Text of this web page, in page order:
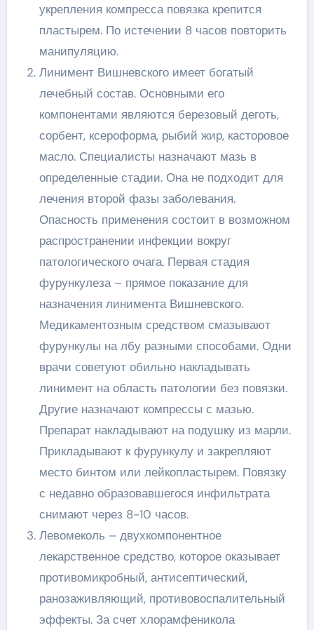
укрепления компресса повязка крепится
пластырем. По истечении 8 часов повторить
манипуляцию.
Линимент Вишневского имеет богатый
лечебный состав. Основными его
компонентами являются березовый деготь,
сорбент, ксероформа, рыбий жир, касторовое
масло. Специалисты назначают мазь в
определенные стадии. Она не подходит для
лечения второй фазы заболевания.
Опасность применения состоит в возможном
распространении инфекции вокруг
патологического очага. Первая стадия
фурункулеза – прямое показание для
назначения линимента Вишневского.
Медикаментозным средством смазывают
фурункулы на лбу разными способами. Одни
врачи советуют обильно накладывать
линимент на область патологии без повязки.
Другие назначают компрессы с мазью.
Препарат накладывают на подушку из марли.
Прикладывают к фурункулу и закрепляют
место бинтом или лейкопластырем. Повязку
с недавно образовавшегося инфильтрата
снимают через 8-10 часов.
Левомеколь – двухкомпонентное
лекарственное средство, которое оказывает
противомикробный, антисептический,
ранозаживляющий, противовоспалительный
эффекты. За счет хлорамфеникола